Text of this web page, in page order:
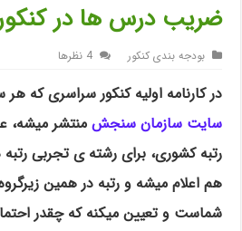
ضریب درس ها در
بودجه بندی کنکور 4 نظرها
در کارنامه اولیه کنکور سراسری که هر
سایت سازمان سنجش منتشر میشه،
هم اعلام میشه و رتبه در همین
شماست و تعیین میکنه که چقدر